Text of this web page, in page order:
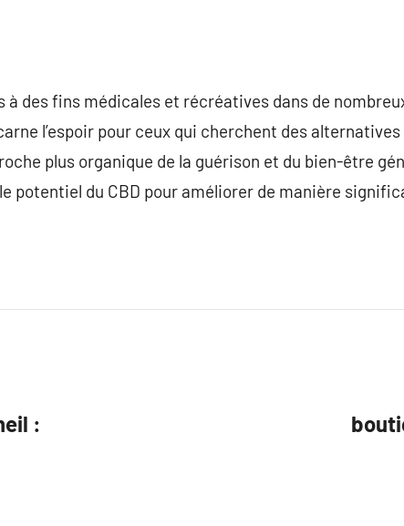
des fins médicales et récréatives dans de
l’espoir pour ceux qui cherchent des alternatives
plus organique de la guérison et du bien-être
potentiel du CBD pour améliorer de manière
: